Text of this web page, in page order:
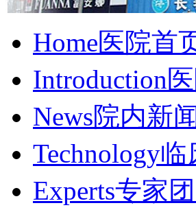
Home医院首
Introduction
News院内新
Technology临
Experts专家